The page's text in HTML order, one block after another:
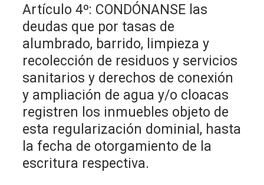
Artículo 4º: CONDÓNANSE las
deudas que por tasas de
alumbrado, barrido, limpieza y
recolección de residuos y servicios
sanitarios y derechos de conexión
y ampliación de agua y/o cloacas
registren los inmuebles objeto de
esta regularización dominial, hasta
la fecha de otorgamiento de la
escritura respectiva.